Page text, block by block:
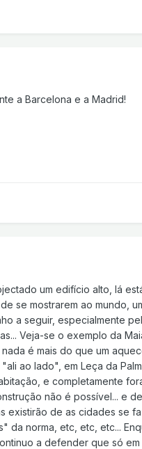
a Barcelona e a Madrid!
um edifício alto, lá
se mostrarem ao mundo,
a seguir, especialmente
Veja-se o exemplo da
é mais do que um
ao lado", em Leça da
e completamente
não é possível... e
existirão de as cidades se
norma, etc, etc, etc...
a defender que só